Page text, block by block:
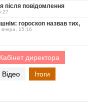
після повідомлення
гороскоп назвав тих,
вчера, 15:16
Кабінет директора
Відео Ітоги